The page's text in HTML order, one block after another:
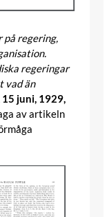
på regering,
regeringar
vad än
juni, 1929,
av artikeln